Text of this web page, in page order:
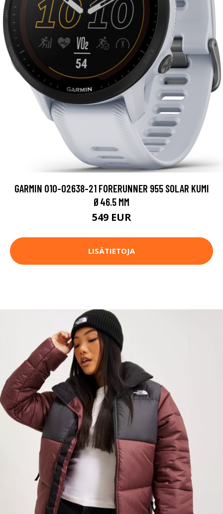
GARMIN 010-02638-21 FORERUNNER 955 SOLAR KUMI
Ø46.5 MM
549 EUR
LISÄTIETOJA